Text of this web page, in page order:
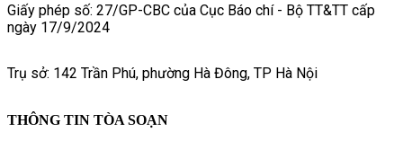
Giấy phép số: 27/GP-CBC của Cục Báo chí - Bộ TT&TT cấp
ngày 17/9/2024
Trụ sở: 142 Trần Phú, phường Hà Đông, TP Hà Nội
THÔNG TIN TÒA SOẠN